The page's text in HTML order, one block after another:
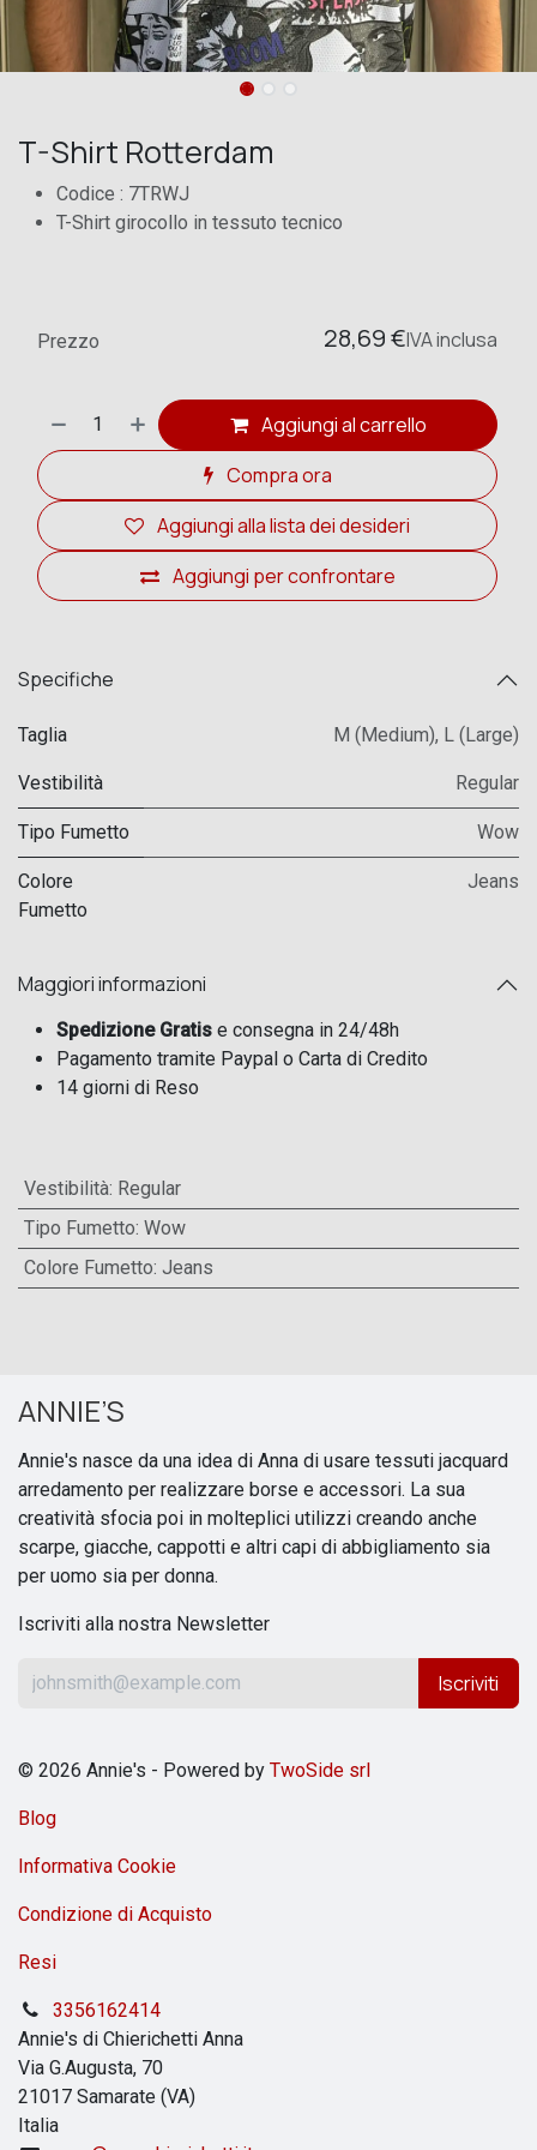
T-Shirt Rotterdam
Codice : 7TRWJ
T-Shirt girocollo in tessuto tecnico
Aggiungi al carrello
Compra ora
Aggiungi per confrontare
Aggiungi alla lista dei desideri
Prezzo 28,69€IVAinclusa
Specifiche
Taglia M (Medium), L (Large)
Vestibilità Regular
Tipo Fumetto Wow
Colore
Fumetto
Jeans
Maggiori informazioni
Spedizione Gratis e consegna in 24/48h
Pagamento tramite Paypal o Carta di Credito
14 giorni di Reso
Vestibilità: Regular
Tipo Fumetto: Wow
Colore Fumetto: Jeans
ANNIE’S
Annie's nasce da una idea di Anna di usare tessuti jacquard
arredamento per realizzare borse e accessori. La sua
creatività sfocia poi in molteplici utilizzi creando anche
scarpe, giacche, cappotti e altri capi di abbigliamento sia
per uomo sia per donna.
Iscriviti alla nostra Newsletter
Iscriviti
© 2026 Annie's - Powered by TwoSide srl
Blog
Informativa Cookie
Condizione di Acquisto
Resi
3356162414
Annie's di Chierichetti Anna
Via G.Augusta, 70
21017 Samarate (VA)
Italia